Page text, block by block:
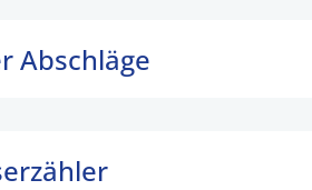
Abschläge